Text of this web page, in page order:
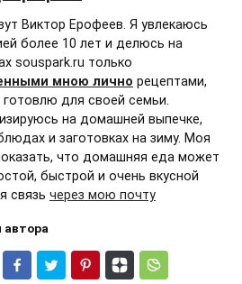
Виктор Ерофеев. Я увлекаюсь
более 10 лет и делюсь на
souspark.ru только
мною лично рецептами,
для своей семьи.
на домашней выпечке,
и заготовках на зиму. Моя
что домашняя еда может
быстрой и очень вкусной
связь через мою почту
автора